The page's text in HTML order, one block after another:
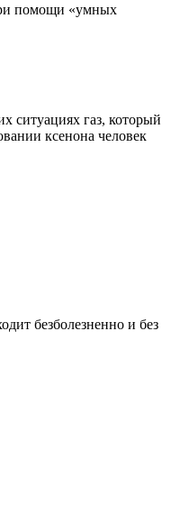
помощи «умных
ситуациях газ, который
ксенона человек
безболезненно и без